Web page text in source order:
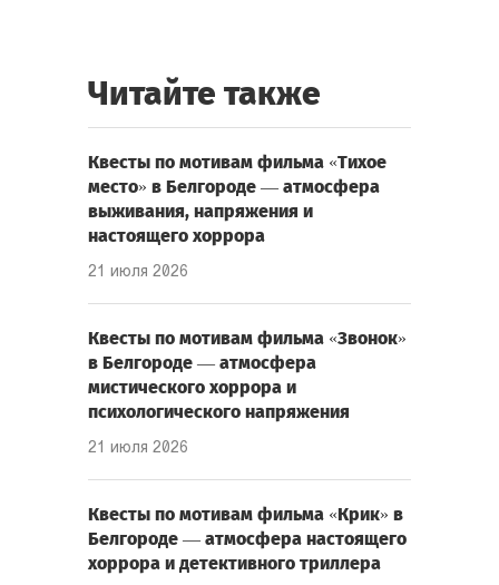
Читайте также
Квесты по мотивам фильма «Тихое
место» в Белгороде — атмосфера
выживания, напряжения и
настоящего хоррора
21 июля 2026
Квесты по мотивам фильма «Звонок»
в Белгороде — атмосфера
мистического хоррора и
психологического напряжения
21 июля 2026
Квесты по мотивам фильма «Крик» в
Белгороде — атмосфера настоящего
хоррора и детективного триллера